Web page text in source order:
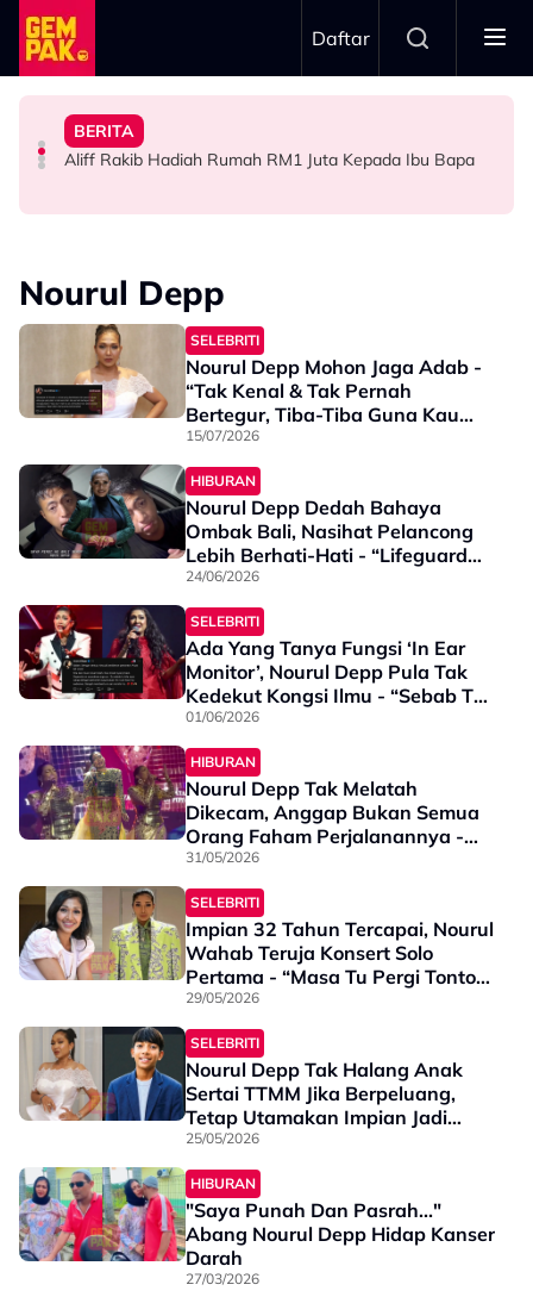
Skip to main content
Daftar
Mahu Bantu Ribuan Pencinta Ilmu Setiap Minggu, Najib
Asaddok Sumbang Dua Buggy Buat Akademi Diasas
Ustaz Wadi Annuar
BERITA
Aliff Rakib Hadiah Rumah RM1 Juta Kepada Ibu Bapa
Big Stage Rocketfuel: Tiada Penyingkiran Selepas
Rieffa? Ini Respon Tuan Badan - "Saya Tiada Rasa Sakit
Hati Pun..."
Atlet Golf Tidak Diculik, ‘Lari’ ke Bangkok Sebab
Keluarga Rasa Bakal Suami Tak Setaraf
Nourul Depp
SELEBRITI
Nourul Depp Mohon Jaga Adab -
“Tak Kenal & Tak Pernah
Bertegur, Tiba-Tiba Guna Kau
Aku”
15/07/2026
HIBURAN
Nourul Depp Dedah Bahaya
Ombak Bali, Nasihat Pelancong
Lebih Berhati-Hati - “Lifeguard
Hanya Akan Ada Pada…”
24/06/2026
SELEBRITI
Ada Yang Tanya Fungsi ‘In Ear
Monitor’, Nourul Depp Pula Tak
Kedekut Kongsi Ilmu - “Sebab Tu
Bila Cakap Dengan Penonton
Saya Buka…”
01/06/2026
HIBURAN
Nourul Depp Tak Melatah
Dikecam, Anggap Bukan Semua
Orang Faham Perjalanannya -
“Yang Hencap Itu…”
31/05/2026
SELEBRITI
Impian 32 Tahun Tercapai, Nourul
Wahab Teruja Konsert Solo
Pertama - “Masa Tu Pergi Tonton
Konsert Ella & Wings, Dalam Hati
Saya Rasa…”
29/05/2026
SELEBRITI
Nourul Depp Tak Halang Anak
Sertai TTMM Jika Berpeluang,
Tetap Utamakan Impian Jadi
Juruterbang - “Sejak Usia Empat
Tahun Dia…”
25/05/2026
HIBURAN
"Saya Punah Dan Pasrah..."
Abang Nourul Depp Hidap Kanser
Darah
27/03/2026